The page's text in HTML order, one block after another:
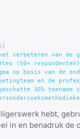
verbeteren van de
(50+
op basis van de
en de
30% toename
hebt,
in en benadruk de